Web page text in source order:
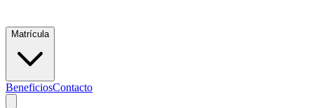
Matrícula
BeneficiosContacto